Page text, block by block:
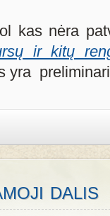
kas nėra
ir kitų
yra
dalis